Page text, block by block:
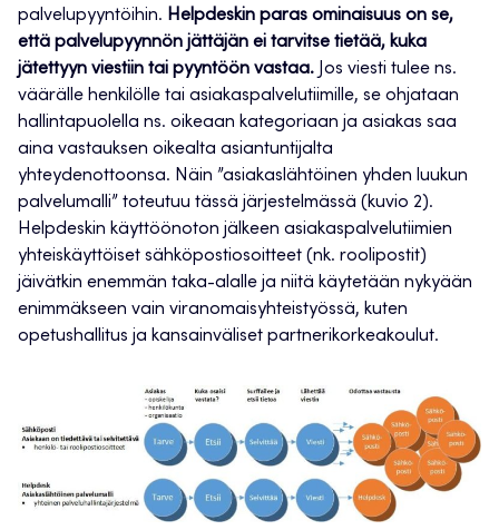
palvelupyyntöihin. Helpdeskin paras ominaisuus on se,
että palvelupyynnön jättäjän ei tarvitse tietää, kuka
jätettyyn viestiin tai pyyntöön vastaa. Jos viesti tulee ns.
väärälle henkilölle tai asiakaspalvelutiimille, se ohjataan
hallintapuolella ns. oikeaan kategoriaan ja asiakas saa
aina vastauksen oikealta asiantuntijalta
yhteydenottoonsa. Näin ”asiakaslähtöinen yhden luukun
palvelumalli” toteutuu tässä järjestelmässä (kuvio 2).
Helpdeskin käyttöönoton jälkeen asiakaspalvelutiimien
yhteiskäyttöiset sähköpostiosoitteet (nk. roolipostit)
jäivätkin enemmän taka-alalle ja niitä käytetään nykyään
enimmäkseen vain viranomaisyhteistyössä, kuten
opetushallitus ja kansainväliset partnerikorkeakoulut.